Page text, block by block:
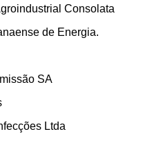
Consolata
de Energia.
SA
Ltda